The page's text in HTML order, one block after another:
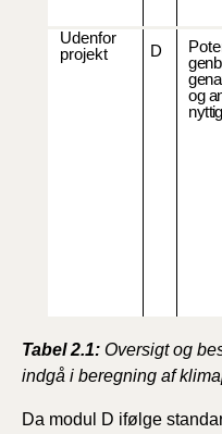
Udenfor
projekt
D
og
Tabel 2.1: Oversigt og
indgå i beregning af
Da modul D ifølge